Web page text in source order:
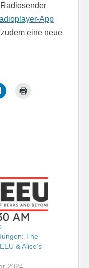
App
eine neue
The
& Alice’s